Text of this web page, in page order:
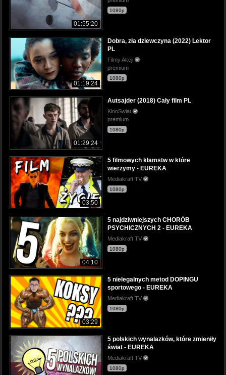
01:55:20
1080p
01:19:24
Dobra, zła dziewczyna (2022) Lektor
PL
Filmy Akcji
premium
1080p
01:29:24
Autsajder (2018) Cały film PL
KinoSwiat
premium
1080p
03:50
5 filmowych kłamstw w które
wierzymy - EUREKA
Mediakraft TV
1080p
04:10
5 najdziwniejszych CHORÓB
PSYCHICZNYCH 2 - EUREKA
Mediakraft TV
1080p
03:29
5 nielegalnych metod DOPINGU
sportowego - EUREKA
Mediakraft TV
1080p
5 polskich wynalazków, które zmieniły
świat - EUREKA
Mediakraft TV
1080p